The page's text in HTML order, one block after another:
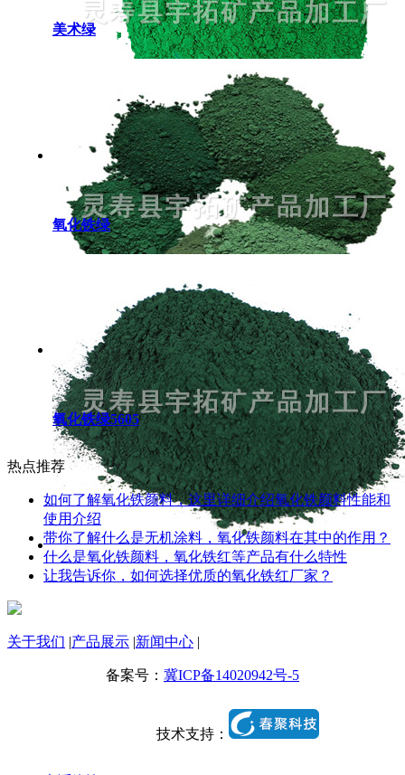
美术绿
氧化铁绿
氧化铁绿5605
热点推荐
如何了解氧化铁颜料，这里详细介绍氧化铁颜料性能和
使用介绍
带你了解什么是无机涂料，氧化铁颜料在其中的作用？
什么是氧化铁颜料，氧化铁红等产品有什么特性
让我告诉你，如何选择优质的氧化铁红厂家？
关于我们 产品展示 新闻中心
备案号： 冀ICP备14020942号-5
技术支持：